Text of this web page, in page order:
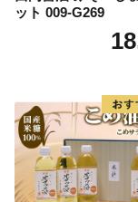
沿線に多くのフ
路線を走る車両
の愛称で親しま
がけん引する客
す。
ット 009-G269